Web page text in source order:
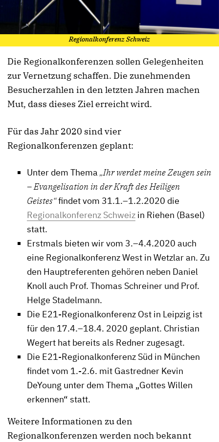
Regionalkonferenz Schweiz
Die Regionalkonferenzen sollen Gelegenheiten
zur Vernetzung schaffen. Die zunehmenden
Besucherzahlen in den letzten Jahren machen
Mut, dass dieses Ziel erreicht wird.
Für das Jahr 2020 sind vier
Regionalkonferenzen geplant:
Unter dem Thema„Ihr werdet meine Zeugen sein
– Evangelisation in der Kraft des Heiligen
Geistes“findet vom 31.1.–1.2.2020 die
Regionalkonferenz Schweiz in Riehen (Basel)
statt.
Erstmals bieten wir vom 3.–4.4.2020 auch
eine Regionalkonferenz West in Wetzlar an. Zu
den Hauptreferenten gehören neben Daniel
Knoll auch Prof. Thomas Schreiner und Prof.
Helge Stadelmann.
Die E21-Regionalkonferenz Ost in Leipzig ist
für den 17.4.–18.4. 2020 geplant. Christian
Wegert hat bereits als Redner zugesagt.
Die E21-Regionalkonferenz Süd in München
findet vom 1.-2.6. mit Gastredner Kevin
DeYoung unter dem Thema „Gottes Willen
erkennen“ statt.
Weitere Informationen zu den
Regionalkonferenzen werden noch bekannt